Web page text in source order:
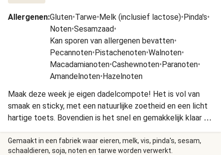
Allergenen:Gluten•Tarwe•Melk (inclusief lactose)•Pinda's•
Noten•Sesamzaad•
Kan sporen van allergenen bevatten•
Pecannoten•Pistachenoten•Walnoten•
Macadamianoten•Cashewnoten•Paranoten•
Amandelnoten•Hazelnoten
Maak deze week je eigen dadelcompote! Het is vol van
smaak en sticky, met een natuurlijke zoetheid en een licht
hartige toets. Bovendien is het snel en gemakkelijk klaar te
maken!
Gemaakt in een fabriek waar eieren, melk, vis, pinda's, sesam,
schaaldieren, soja, noten en tarwe worden verwerkt.